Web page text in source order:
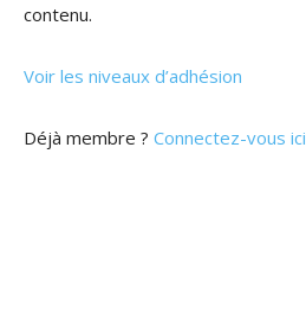
contenu.
Voir les niveaux d’adhésion
Déjà membre ? Connectez-vous ici